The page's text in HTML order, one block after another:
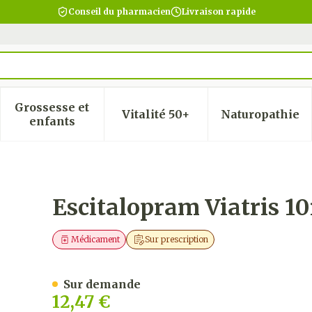
Conseil du pharmacien Livraison rapide
catégorie Beauté, soins et hygiène
sous-menu pour la catégorie Régime,
Grossesse et
enfantsAfficher le sous-menu pour la catégorie
Vitalité 50+Afficher le sous-menu
Naturopathie
Afficher
Comp Pell 30
Escitalopram Viatris
Sur prescription
Médicament
12,47 €
Sur demande